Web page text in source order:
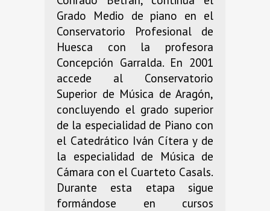
Grado Medio de piano en el
Conservatorio Profesional de
Huesca con la profesora
Concepción Garralda. En 2001
accede al Conservatorio
Superior de Música de Aragón,
concluyendo el grado superior
de la especialidad de Piano con
el Catedrático Iván Cítera y de
la especialidad de Música de
Cámara con el Cuarteto Casals.
Durante esta etapa sigue
formándose en cursos